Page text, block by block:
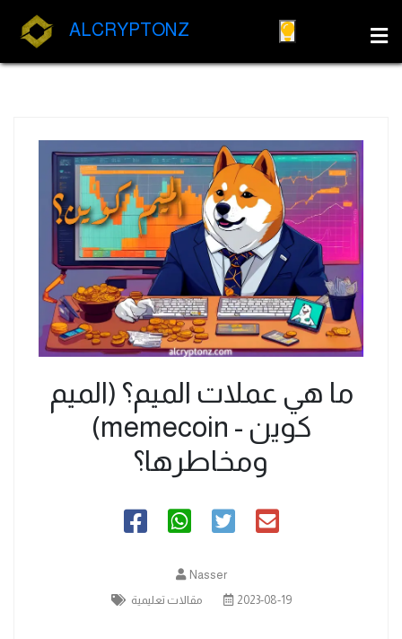
ALCRYPTONZ
ما هي عملات الميم؟ (الميم
كوين - memecoin)
ومخاطرها؟
Nasser
2023-08-19
مقالات تعليمية